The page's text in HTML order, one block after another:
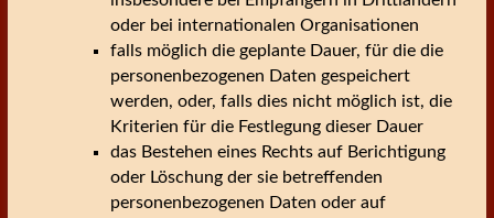
oder bei internationalen Organisationen
falls möglich die geplante Dauer, für die die
personenbezogenen Daten gespeichert
werden, oder, falls dies nicht möglich ist, die
Kriterien für die Festlegung dieser Dauer
das Bestehen eines Rechts auf Berichtigung
oder Löschung der sie betreffenden
personenbezogenen Daten oder auf